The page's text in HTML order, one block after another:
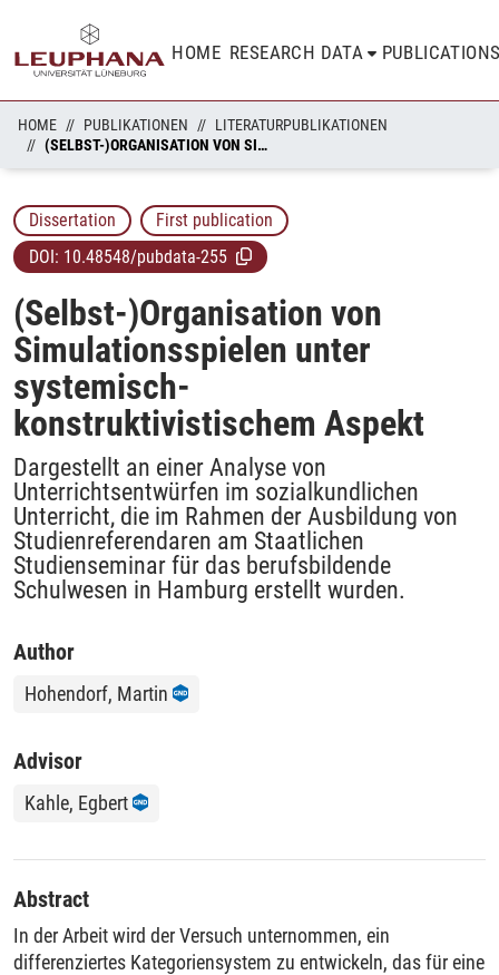
HOME RESEARCH DATA
HOME PUBLIKATIONEN
LITERATURPUBLIKATIONEN
(SELBST-)ORGANISATION VON SIMULATIONSSPIELEN UNTER SYSTEMISCH-KONSTRUKTIVISTISCHEM ASPEKT
Dissertation
First publication
DOI: 10.48548/pubdata-255
(Selbst-)Organisation von
Simulationsspielen unter
systemisch-
konstruktivistischem Aspekt
Dargestellt an einer Analyse von
Unterrichtsentwürfen im sozialkundlichen
Unterricht, die im Rahmen der Ausbildung von
Studienreferendaren am Staatlichen
Studienseminar für das berufsbildende
Schulwesen in Hamburg erstellt wurden.
Author
Hohendorf, Martin
Advisor
Kahle, Egbert
Abstract
In der Arbeit wird der Versuch unternommen, ein
differenziertes Kategoriensystem zu entwickeln, das für eine